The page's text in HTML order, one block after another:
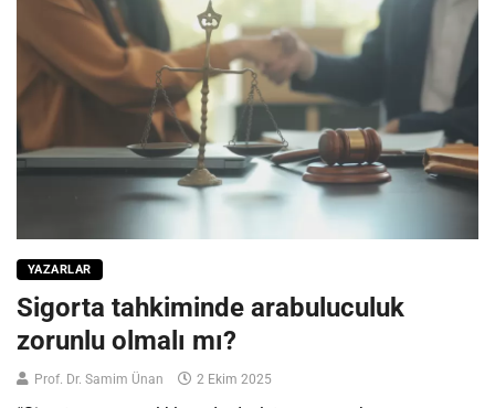
YAZARLAR
Sigorta tahkiminde arabuluculuk
zorunlu olmalı mı?
Prof. Dr. Samim Ünan 2 Ekim 2025